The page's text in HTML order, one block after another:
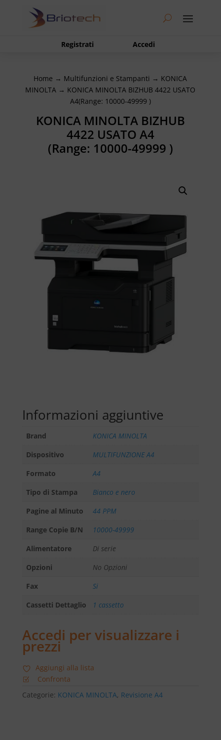
Registrati Accedi
Home → Multifunzioni e Stampanti → KONICA
MINOLTA → KONICA MINOLTA BIZHUB 4422 USATO
A4(Range: 10000-49999 )
KONICA MINOLTA BIZHUB
4422 USATO A4
(Range: 10000-49999 )
Informazioni aggiuntive
Brand
KONICA MINOLTA
Dispositivo
MULTIFUNZIONE A4
Formato
A4
Tipo di Stampa
Bianco e nero
Pagine al Minuto
44 PPM
Range Copie B/N
10000-49999
Alimentatore
Di serie
Opzioni
No Opzioni
Fax
Si
Cassetti Dettaglio
1 cassetto
Accedi per visualizzare i
prezzi
Aggiungi alla lista
Confronta
Categorie: KONICA MINOLTA, Revisione A4